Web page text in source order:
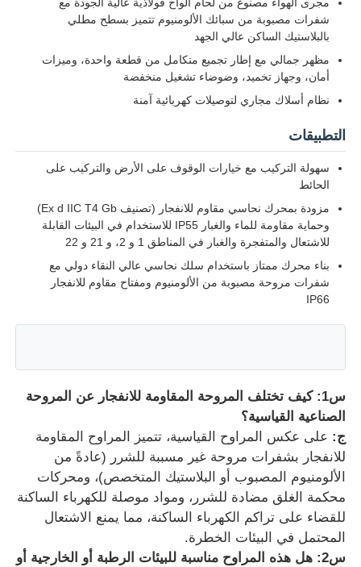
مجرى الهواء مصنوع من لحام ألواح فولاذية عالية الجودة مع
شفرات مصبوبة من سبائك الألومنيوم تتميز بسطح مطلي
بالبلاستيك الساكن عالي الجهد
مظهر جمالي مع إطار تجميع متكامل من قطعة واحدة، وميزات
أمان، وجهاز تخميد، وضوضاء تشغيل منخفضة
نظام أسلاك مجاري لتوصيلات كهربائية آمنة
التطبيقات
سهولة التركيب مع خيارات الوقوف على الأرض والتركيب على
الحائط
مزودة بمحرك نحاسي مقاوم للانفجار (تصنيف Ex d IIC T4 Gb)
وحماية مقاومة للماء والغبار IP55 للاستخدام في البيئات القابلة
للاشتعال والمتفجرة والغبار في المناطق 1 و 2، و 21 و 22
بناء محرك ممتاز باستخدام سلك نحاسي عالي النقاء دولي مع
شفرات مروحة مصبوبة من الألومنيوم ومفتاح مقاوم للانفجار
IP66
س1: كيف تختلف المروحة المقاومة للانفجار عن المروحة
الصناعية القياسية؟
ج: على عكس المراوح القياسية، تتميز المراوح المقاومة
للانفجار بشفرات مروحة غير مسببة للشرر (عادةً من
الألومنيوم المصبوب أو البلاستيك المتخصص)، ومحركات
محكمة الغلق مضادة للشرر، ومواد موصلة للكهرباء الساكنة
للقضاء على تراكم الكهرباء الساكنة، مما يمنع الاشتعال
المحتمل في البيئات الخطرة.
س2: هل هذه المراوح مناسبة للبيئات الرطبة أو الخارجية أو